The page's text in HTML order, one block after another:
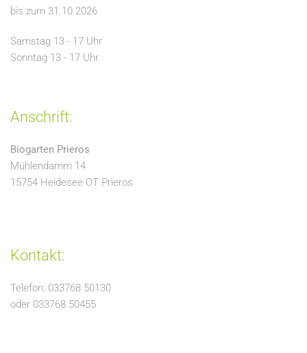
bis zum 31.10.2026
Samstag 13 - 17 Uhr
Sonntag 13 - 17 Uhr
Anschrift:
Biogarten Prieros
Mühlendamm 14
15754 Heidesee OT Prieros
Kontakt:
Telefon: 033768 50130
oder 033768 50455